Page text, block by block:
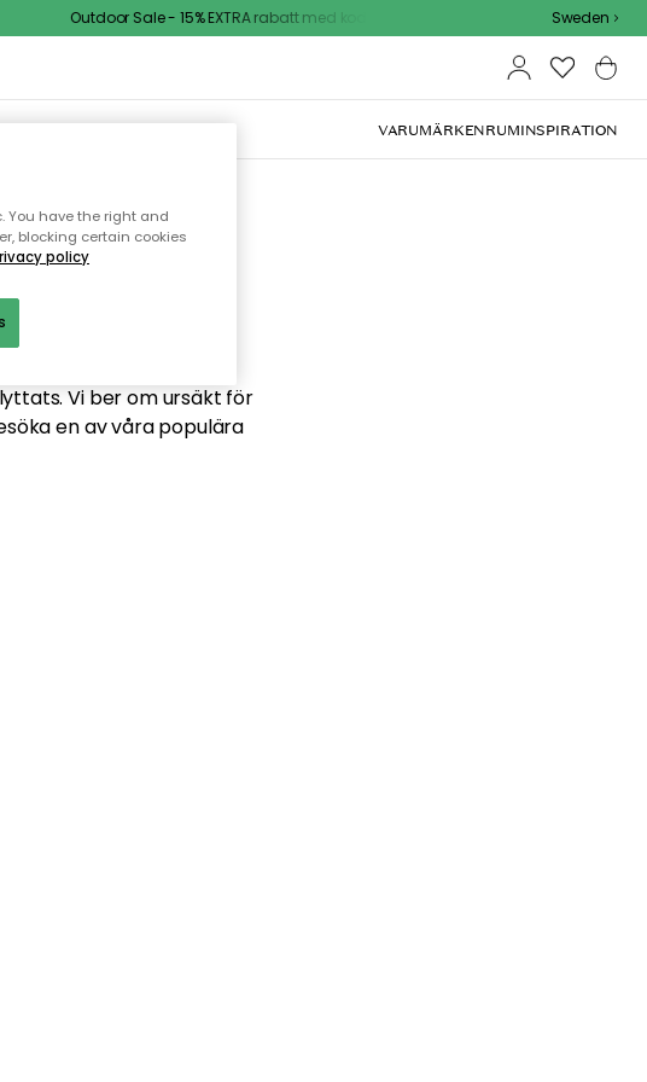
Outdoor Sale - 15% EXTRA rabatt med kod Sweden
VARUMÄRKENRUMINSPIRATION
söker
Vi ber om ursäkt för
en av våra populära
You have the right and
blocking certain cookies
policy